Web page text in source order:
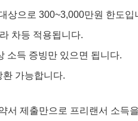
상으로 300~3,000만원 한도입
차등 적용됩니다.
소득 증빙만 있으면 됩니다.
가능합니다.
서 제출만으로 프리랜서 소득